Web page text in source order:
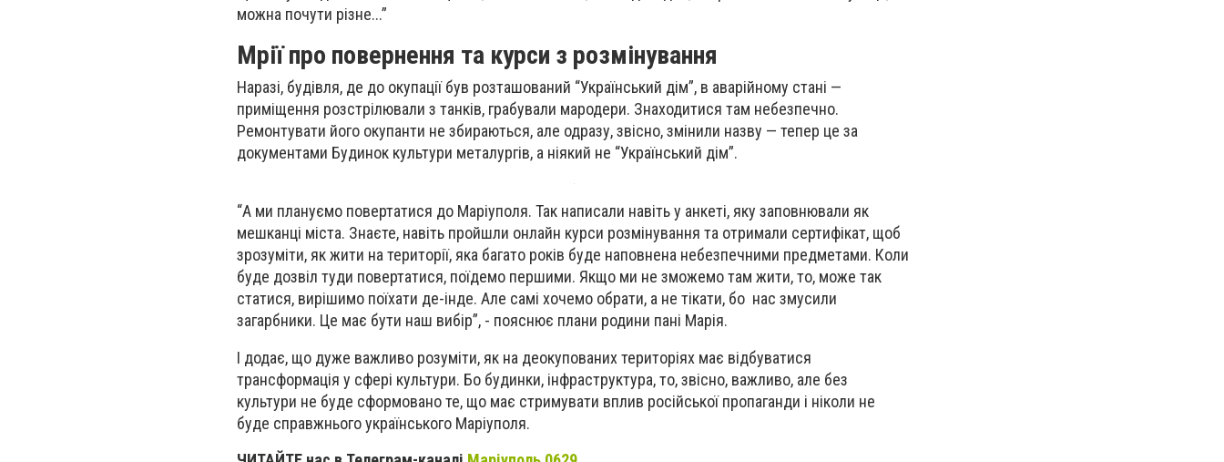
можна почути різне...”
Мрії про повернення та курси з розмінування
Наразі, будівля, де до окупації був розташований “Український дім”, в аварійному стані —
приміщення розстрілювали з танків, грабували мародери. Знаходитися там небезпечно.
Ремонтувати його окупанти не збираються, але одразу, звісно, змінили назву — тепер це за
документами Будинок культури металургів, а ніякий не “Український дім”.
“А ми плануємо повертатися до Маріуполя. Так написали навіть у анкеті, яку заповнювали як
мешканці міста. Знаєте, навіть пройшли онлайн курси розмінування та отримали сертифікат, щоб
зрозуміти, як жити на території, яка багато років буде наповнена небезпечними предметами. Коли
буде дозвіл туди повертатися, поїдемо першими. Якщо ми не зможемо там жити, то, може так
статися, вирішимо поїхати де-інде. Але самі хочемо обрати, а не тікати, бо нас змусили
загарбники. Це має бути наш вибір”, - пояснює плани родини пані Марія.
І додає, що дуже важливо розуміти, як на деокупованих територіях має відбуватися
трансформація у сфері культури. Бо будинки, інфраструктура, то, звісно, важливо, але без
культури не буде сформовано те, що має стримувати вплив російської пропаганди і ніколи не
буде справжнього українського Маріуполя.